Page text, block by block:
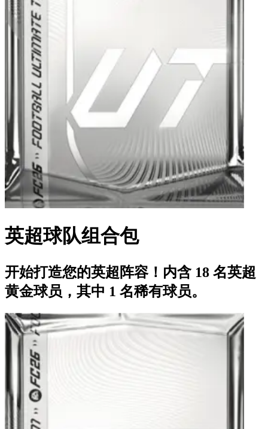
英超球队组合包
开始打造您的英超阵容！内含 18 名英超
黄金球员，其中 1 名稀有球员。